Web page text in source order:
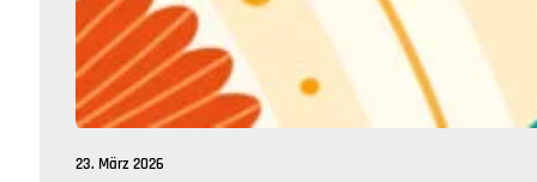
23. März 2026